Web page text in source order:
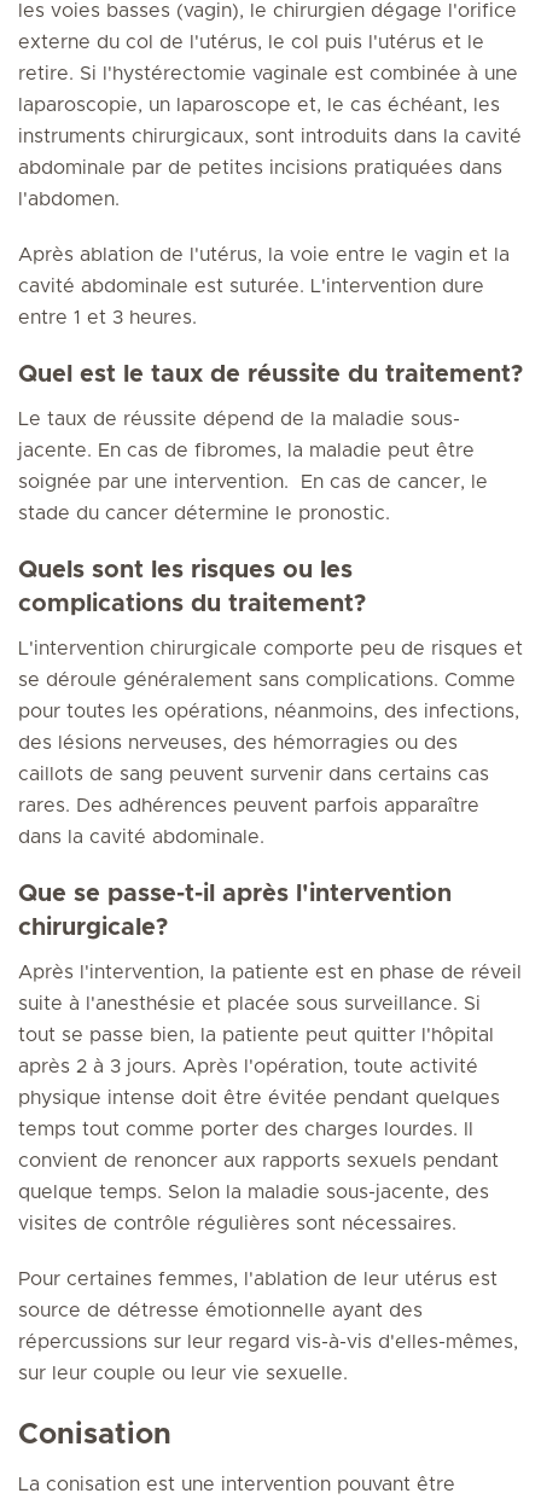
les voies basses (vagin), le chirurgien dégage l'orifice
externe du col de l'utérus, le col puis l'utérus et le
retire. Si l'hystérectomie vaginale est combinée à une
laparoscopie, un laparoscope et, le cas échéant, les
instruments chirurgicaux, sont introduits dans la cavité
abdominale par de petites incisions pratiquées dans
l'abdomen.
Après ablation de l'utérus, la voie entre le vagin et la
cavité abdominale est suturée. L'intervention dure
entre 1 et 3 heures.
Quel est le taux de réussite du traitement?
Le taux de réussite dépend de la maladie sous-
jacente. En cas de fibromes, la maladie peut être
soignée par une intervention. En cas de cancer, le
stade du cancer détermine le pronostic.
Quels sont les risques ou les
complications du traitement?
L'intervention chirurgicale comporte peu de risques et
se déroule généralement sans complications. Comme
pour toutes les opérations, néanmoins, des infections,
des lésions nerveuses, des hémorragies ou des
caillots de sang peuvent survenir dans certains cas
rares. Des adhérences peuvent parfois apparaître
dans la cavité abdominale.
Que se passe-t-il après l'intervention
chirurgicale?
Après l'intervention, la patiente est en phase de réveil
suite à l'anesthésie et placée sous surveillance. Si
tout se passe bien, la patiente peut quitter l'hôpital
après 2 à 3 jours. Après l'opération, toute activité
physique intense doit être évitée pendant quelques
temps tout comme porter des charges lourdes. Il
convient de renoncer aux rapports sexuels pendant
quelque temps. Selon la maladie sous-jacente, des
visites de contrôle régulières sont nécessaires.
Pour certaines femmes, l'ablation de leur utérus est
source de détresse émotionnelle ayant des
répercussions sur leur regard vis-à-vis d'elles-mêmes,
sur leur couple ou leur vie sexuelle.
Conisation
La conisation est une intervention pouvant être